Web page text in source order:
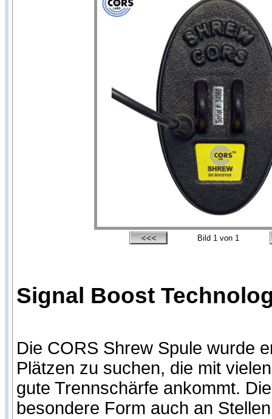
Bild 1 von 1
Signal Boost
Die CORS Shrew Spule wurde
Plätzen zu suchen, die mit
gute Trennschärfe ankommt.
besondere Form auch an